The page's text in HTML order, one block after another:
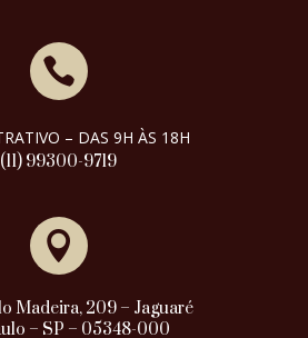

– DAS 9H ÀS 18H
(11) 99300-9719

Madeira, 209 – Jaguaré
– SP – 05348-000